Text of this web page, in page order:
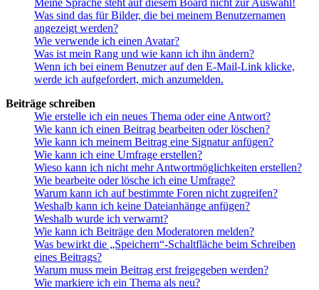
Meine Sprache steht auf diesem Board nicht zur Auswahl!
Was sind das für Bilder, die bei meinem Benutzernamen
angezeigt werden?
Wie verwende ich einen Avatar?
Was ist mein Rang und wie kann ich ihn ändern?
Wenn ich bei einem Benutzer auf den E-Mail-Link klicke,
werde ich aufgefordert, mich anzumelden.
Beiträge schreiben
Wie erstelle ich ein neues Thema oder eine Antwort?
Wie kann ich einen Beitrag bearbeiten oder löschen?
Wie kann ich meinem Beitrag eine Signatur anfügen?
Wie kann ich eine Umfrage erstellen?
Wieso kann ich nicht mehr Antwortmöglichkeiten erstellen?
Wie bearbeite oder lösche ich eine Umfrage?
Warum kann ich auf bestimmte Foren nicht zugreifen?
Weshalb kann ich keine Dateianhänge anfügen?
Weshalb wurde ich verwarnt?
Wie kann ich Beiträge den Moderatoren melden?
Was bewirkt die „Speichern“-Schaltfläche beim Schreiben
eines Beitrags?
Warum muss mein Beitrag erst freigegeben werden?
Wie markiere ich ein Thema als neu?